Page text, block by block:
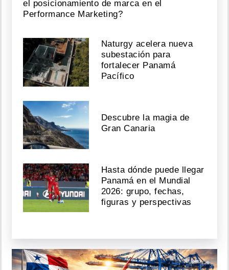
el posicionamiento de marca en el
Performance Marketing?
Naturgy acelera nueva
subestación para
fortalecer Panamá
Pacífico
Descubre la magia de
Gran Canaria
Hasta dónde puede llegar
Panamá en el Mundial
2026: grupo, fechas,
figuras y perspectivas